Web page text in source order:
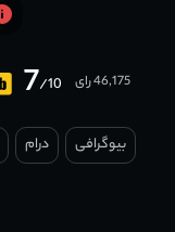
7/10 46,175 رای
بیوگرافی درام